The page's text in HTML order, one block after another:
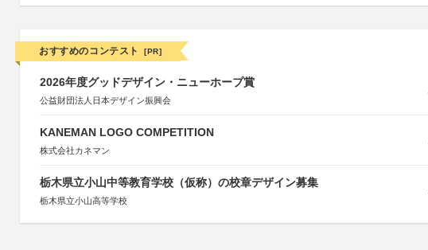
おすすめのコンテスト [PR]
2026年度グッドデザイン・ニューホープ賞
公益財団法人日本デザイン振興会
KANEMAN LOGO COMPETITION
株式会社カネマン
栃木県立小山中等教育学校（仮称）の校章デザイン募集
栃木県立小山高等学校